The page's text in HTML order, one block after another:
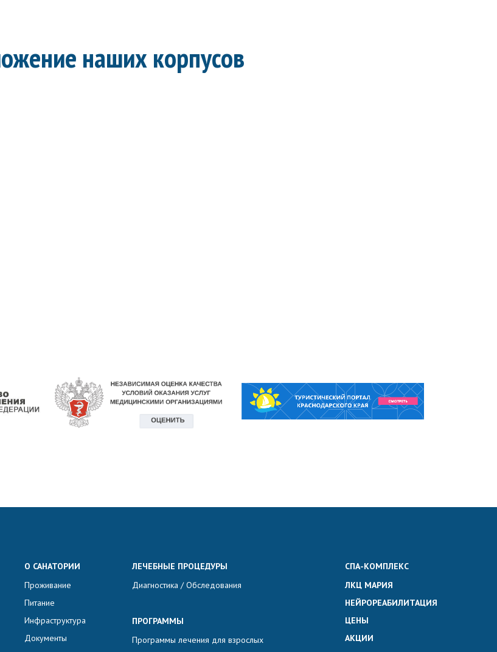
наших корпусов
О САНАТОРИИ
Проживание
Питание
Инфраструктура
Документы
ЛЕЧЕБНЫЕ ПРОЦЕДУРЫ
Диагностика / Обследования
ПРОГРАММЫ
Программы лечения для взрослых
СПА-КОМПЛЕКС
ЛКЦ МАРИЯ
НЕЙРОРЕАБИЛИТАЦИЯ
ЦЕНЫ
АКЦИИ